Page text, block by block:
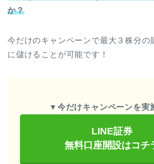
か？
今だけのキャンペーンで最大３株分の
に儲けることが可能です！
▼ 今だけキャンペーンを実
LINE証券
無料口座開設はコチ